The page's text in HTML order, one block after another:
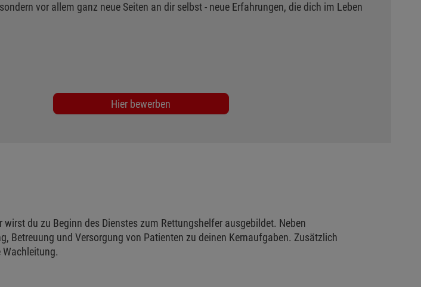
vor allem ganz neue Seiten an dir selbst - neue Erfahrungen, die dich im Leben
Hier bewerben
du zu Beginn des Dienstes zum Rettungshelfer ausgebildet. Neben
Betreuung und Versorgung von Patienten zu deinen Kernaufgaben. Zusätzlich